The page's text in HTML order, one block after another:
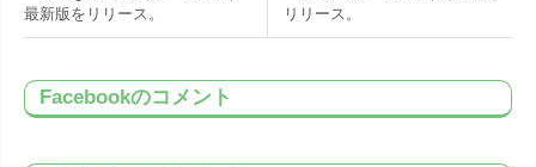
最新版をリリース。
リリース。
Facebookのコメント